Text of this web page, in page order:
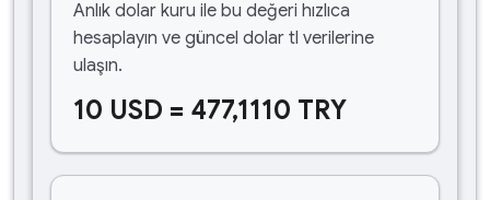
Anlık dolar kuru ile bu değeri hızlıca
hesaplayın ve güncel dolar tl verilerine
ulaşın.
10 USD = 477,1110 TRY